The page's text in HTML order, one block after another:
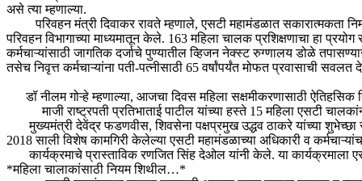
असे त्या म्हणाल्या.
परिवहन मंत्री दिवाकर रावते म्हणाले, एसटी महामंडळात सकारात्मकता
परिवहन विभागाच्या माध्यमातून केले. 163 महिला चालक प्रशिक्षणाचा हा
कर्मचाऱ्यांसाठी जागतिक दर्जाचे पुण्यातील व्हिजन नेक्स्ट रुग्णालय डोळे
तसेच निवृत्त कर्मचाऱ्यांना पती-पत्नीसाठी 65 वर्षांपर्यंत मोफत प्रवासाची
डॉ नीलम गोऱ्हे म्हणाल्या, आजचा दिवस महिला सक्षमीकरणासाठी
माजी राष्ट्रपती प्रतिभाताई पाटील यांच्या हस्ते 15 महिला एसटी
मुख्यमंत्री देवेंद्र फडणवीस, शिवसेना पक्षप्रमुख उद्धव ठाकरे यांच्या शुभेच्छा
2018 साली विशेष कामगिरी केलेल्या एसटी महामंडळाच्या अधिकारी व
कार्यक्रमाचे प्रास्ताविक रणजित सिंह देओल यांनी केले. या कार्यक्रमाला
*महिला चालाकांसाठी नियम शिथील…*